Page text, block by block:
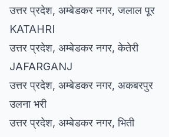
उत्तर प्रदेश, अम्बेडकर नगर, जलाल पूर
KATAHRI
उत्तर प्रदेश, अम्बेडकर नगर, केतेरी
JAFARGANJ
उत्तर प्रदेश, अम्बेडकर नगर, अकबरपुर
उलना भरी
उत्तर प्रदेश, अम्बेडकर नगर, भिती